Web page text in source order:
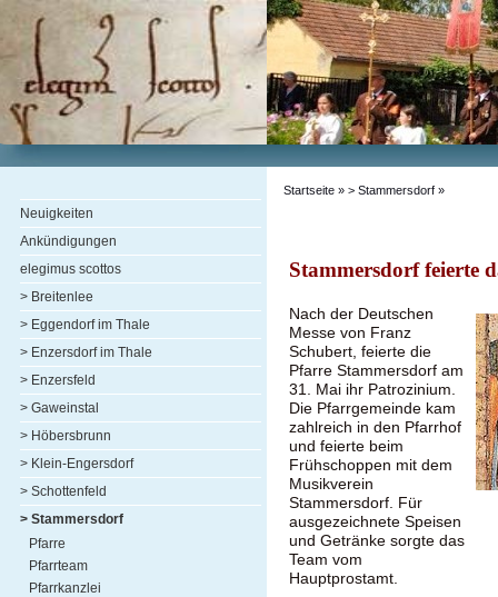
Neuigkeiten
Ankündigungen
elegimus scottos
> Breitenlee
> Eggendorf im Thale
> Enzersdorf im Thale
> Enzersfeld
> Gaweinstal
> Höbersbrunn
> Klein-Engersdorf
> Schottenfeld
> Stammersdorf
Pfarre
Pfarrteam
Pfarrkanzlei
Startseite » > Stammersdorf »
Stammersdorf feierte
Nach der Deutschen
Messe von Franz
Schubert, feierte die
Pfarre Stammersdorf am
31. Mai ihr Patrozinium.
Die Pfarrgemeinde kam
zahlreich in den Pfarrhof
und feierte beim
Frühschoppen mit dem
Musikverein
Stammersdorf. Für
ausgezeichnete Speisen
und Getränke sorgte das
Team vom
Hauptprostamt.